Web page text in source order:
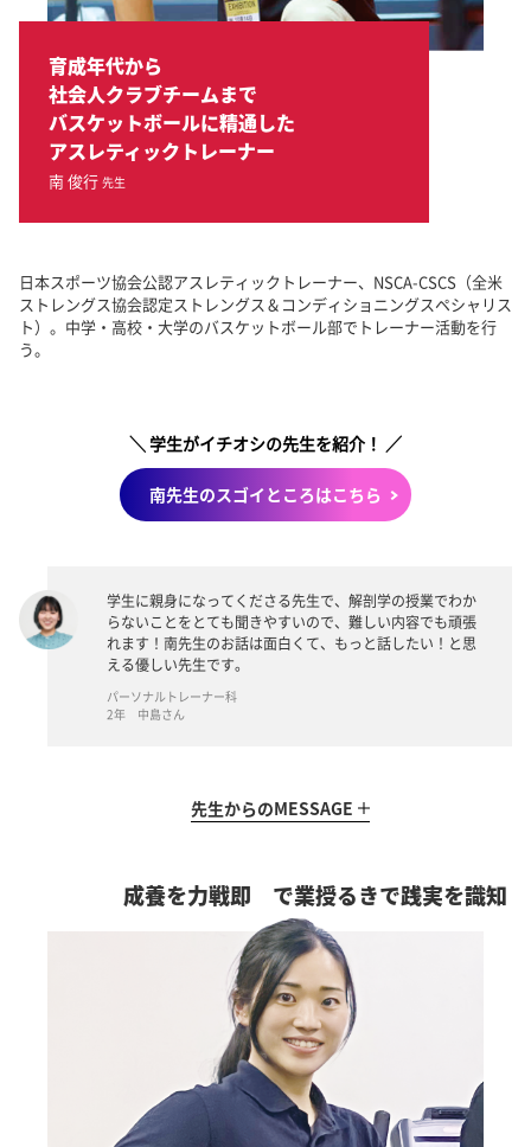
育成年代から
社会人クラブチームまで
バスケットボールに精通した
アスレティックトレーナー
南 俊行 先生
日本スポーツ協会公認アスレティックトレーナー、NSCA-CSCS（全米
ストレングス協会認定ストレングス＆コンディショニングスペシャリス
ト）。中学・高校・大学のバスケットボール部でトレーナー活動を行
う。
＼ 学生がイチオシの先生を紹介！ ／
南先生のスゴイところはこちら
学生に親身になってくださる先生で、解剖学の授業でわか
らないことをとても聞きやすいので、難しい内容でも頑張
れます！南先生のお話は面白くて、もっと話したい！と思
える優しい先生です。
パーソナルトレーナー科
2年 中島さん
先生からのMESSAGE
知識を実践できる授業で
即戦力を養成